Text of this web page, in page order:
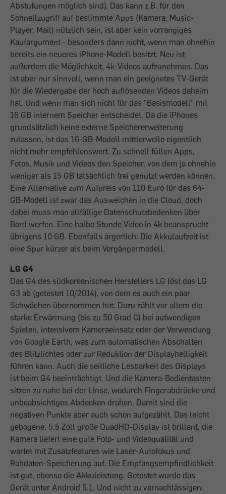
Abstufungen möglich sind). Das kann z.B. für den
Schnellzugriff auf bestimmte Apps (Kamera, Music-
Player, Mail) nützlich sein, ist aber kein vorrangiges
Kaufargument - besonders dann nicht, wenn man ohnehin
bereits ein neueres iPhone-Modell besitzt. Neu ist
außerdem die Möglichkeit, 4k-Videos aufzunehmen. Das
ist aber nur sinnvoll, wenn man ein geeignetes TV-Gerät
für die Wiedergabe der hoch auflösenden Videos daheim
hat. Und wenn man sich nicht für das "Basismodell" mit
16 GB internem Speicher entscheidet. Da die iPhones
grundsätzlich keine externe Speichererweiterung
zulassen, ist das 16-GB-Modell mittlerweile eigentlich
nicht mehr empfehlenswert. Zu schnell füllen Apps,
Fotos, Musik und Videos den Speicher, von dem ja ohnehin
weniger als 15 GB tatsächlich frei genutzt werden können.
Eine Alternative zum Aufpreis von 110 Euro für das 64-
GB-Modell ist zwar das Ausweichen in die Cloud, doch
dabei muss man allfällige Datenschutzbedenken über
Bord werfen. Eine halbe Stunde Video in 4k beansprucht
übrigens 10 GB. Ebenfalls ärgerlich: Die Akkulaufzeit ist
eine Spur kürzer als beim Vorgängermodell.
LG G4
Das G4 des südkoreanischen Herstellers LG löst das LG
G3 ab (getestet 10/2014), von dem es auch ein paar
Schwächen übernommen hat. Dazu zählt vor allem die
starke Erwärmung (bis zu 50 Grad C) bei aufwendigen
Spielen, intensivem Kameraeinsatz oder der Verwendung
von Google Earth, was zum automatischen Abschalten
des Blitzlichtes oder zur Reduktion der Displayhelligkeit
führen kann. Auch die seitliche Lesbarkeit des Displays
ist beim G4 beeinträchtigt. Und die Kamera-Bedientasten
sitzen zu nahe bei der Linse, wodurch Fingerabdrücke und
unbeabsichtiges Abdecken drohen. Damit sind die
negativen Punkte aber auch schon aufgezählt. Das leicht
gebogene, 5,5 Zoll große QuadHD-Display ist brillant, die
Kamera liefert eine gute Foto- und Videoqualität und
wartet mit Zusatzfeatures wie Laser-Autofokus und
Rohdaten-Speicherung auf. Die Empfangsempfindlichkeit
ist gut, ebenso die Akkuleistung. Getestet wurde das
Gerät unter Android 5.1. Und nicht zu vernachlässigen: